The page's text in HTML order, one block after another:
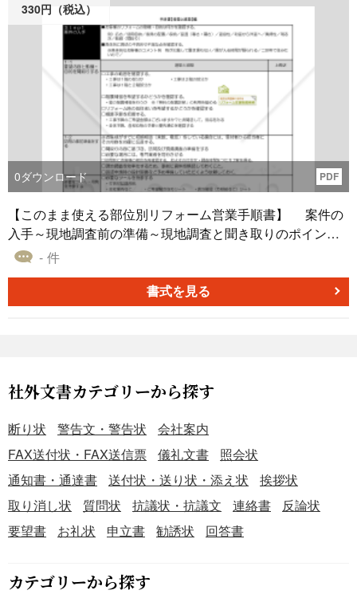
330円（税込）
0ダウンロード PDF
【このまま使える部位別リフォーム営業手順書】 案件の
入手～現地調査前の準備～現地調査と聞き取りのポイント
～設計・提案～見積書作成～契約～着工準備～工事・引渡
がまとめられています。担当者のチェック項目を上長もチ
ェックしながら、最終Stepまでを編集した手順書です。中
ニュアルへと進化させてください。
- 件
書式を見る
社外文書カテゴリーから探す
断り状 警告文・警告状
会社案内
FAX送付状・FAX送信票
儀礼文書
照会状
通知書・通達書
送付状・送り状・添え状
挨拶状
取り消し状
質問状 抗議状・抗議文 連絡書
反論状
要望書
お礼状 申立書 勧誘状 回答書
カテゴリーから探す